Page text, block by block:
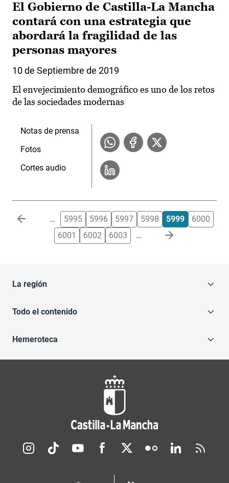
El Gobierno de Castilla-La Mancha
contará con una estrategia que
abordará la fragilidad de las
personas mayores
10 de Septiembre de 2019
El envejecimiento demográfico es uno de los retos
de las sociedades modernas
Notas de prensa
Fotos
Cortes audio
Paginación … 5995 5996 5997 5998 5999
6000
6001
6002 6003 …
La región
Todo el contenido
Hemeroteca
Redes sociales JCCM